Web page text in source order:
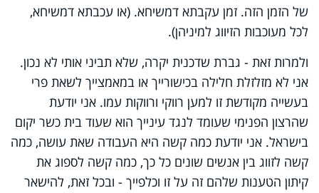
של הזמן הזה. זמן עקבתא דמשיחא. (או עכבתא דמשיחא,
לכל מעוכבות הזיווג למיניהן).
ולמרות זאת - גברת שדכנית יקרה, שלא תביני אותי לא נכון.
אני לא מזלזלת חלילה בכישורייך או במאמצייך לשאת פרי
בעשייה מקודשת זו למען רווקי ורווקות עמו. אני יודעת
שהרצון הפנימי שעומד לנגד עינייך הוא שעוד בית כשר יקום
בישראל. אני יודעת כמה קשה היא העבודה שאת עושה, כמה
קשה לזווג בין אנשים שונים כל כך, כמה קשה לספוג את
קיתון הטענות שלהם זה על זו וכלפייך - ובכל זאת, להישאר